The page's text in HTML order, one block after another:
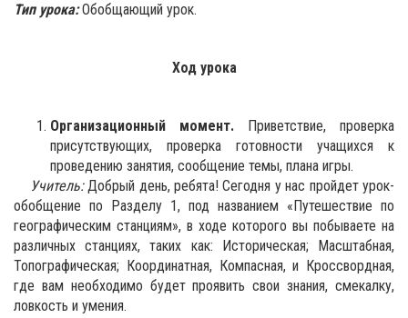
Тип урока:Обобщающий урок.
Ход урока
Организационный момент. Приветствие, проверка
присутствующих, проверка готовности учащихся к
проведению занятия, сообщение темы, плана игры.
Учитель:Добрый день, ребята! Сегодня у нас пройдет урок-
обобщение по Разделу 1, под названием «Путешествие по
географическим станциям», в ходе которого вы побываете на
различных станциях, таких как: Историческая; Масштабная,
Топографическая; Координатная, Компасная, и Кроссвордная,
где вам необходимо будет проявить свои знания, смекалку,
ловкость и умения.